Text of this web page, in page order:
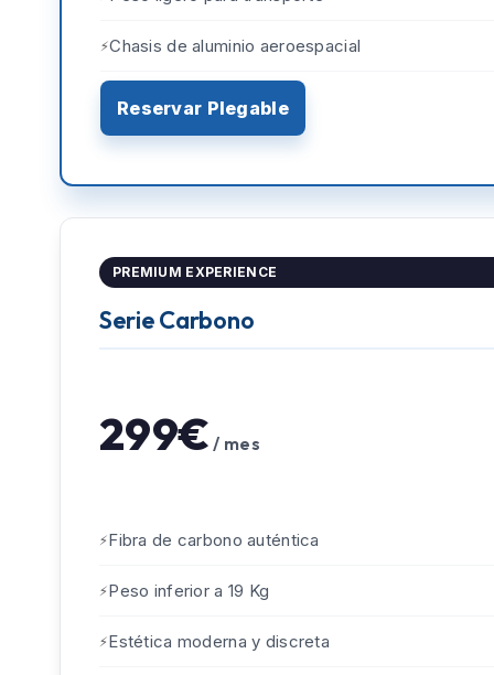
Chasis de aluminio aeroespacial
Reservar Plegable
PREMIUM EXPERIENCE
Serie Carbono
299€ / mes
Fibra de carbono auténtica
Peso inferior a 19 Kg
Estética moderna y discreta